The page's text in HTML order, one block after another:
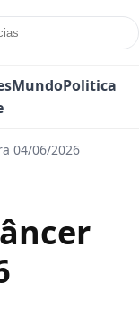
MundoPolitica
04/06/2026